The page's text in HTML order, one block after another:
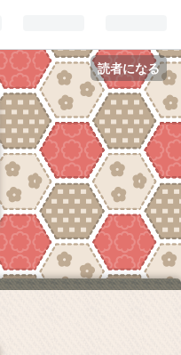
読者になる